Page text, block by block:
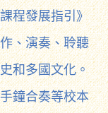
程發展指引》
、演奏、聆聽
和多國文化。
鐘合奏等校本